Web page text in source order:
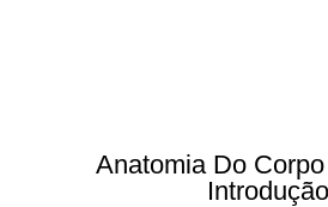
Anatomia Do
Introdução